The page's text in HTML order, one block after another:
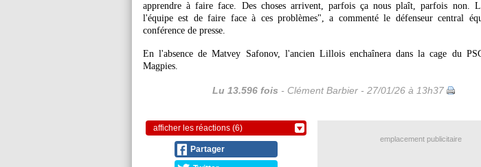
apprendre à faire face. Des choses arrivent, parfois ça nous plaît, parfois non.
l'équipe est de faire face à ces problèmes", a commenté le défenseur central
conférence de presse.
En l'absence de Matvey Safonov, l'ancien Lillois enchaînera dans la cage du
Magpies.
Lu 13.596 fois - Clément Barbier - 27/01/26 à 13h37
afficher les réactions (6)
Partager
emplacement publicitaire